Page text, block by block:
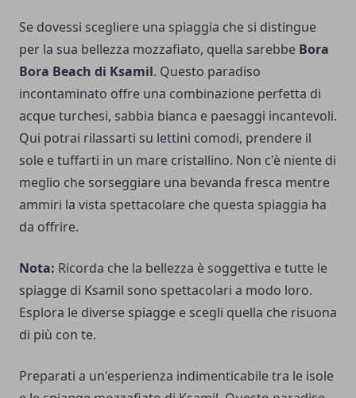
Se dovessi scegliere una spiaggia che si distingue
per la sua bellezza mozzafiato, quella sarebbe Bora
Bora Beach di Ksamil. Questo paradiso
incontaminato offre una combinazione perfetta di
acque turchesi, sabbia bianca e paesaggi incantevoli.
Qui potrai rilassarti su lettini comodi, prendere il
sole e tuffarti in un mare cristallino. Non c'è niente di
meglio che sorseggiare una bevanda fresca mentre
ammiri la vista spettacolare che questa spiaggia ha
da offrire.
Nota: Ricorda che la bellezza è soggettiva e tutte le
spiagge di Ksamil sono spettacolari a modo loro.
Esplora le diverse spiagge e scegli quella che risuona
di più con te.
Preparati a un'esperienza indimenticabile tra le isole